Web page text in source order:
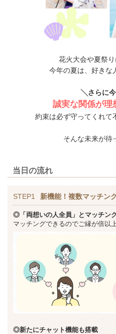
花火大会や夏祭
今年の夏は、好き
╲さらに
誠実な関係が理
約束は必ず守ってくれ
そんな未来が待
当日の流れ
STEP1 新機能！複数マッチン
◎「両想いの人全員」とマッチン
マッチングできるのでご縁が倍以
◎新たにチャット機能も搭載